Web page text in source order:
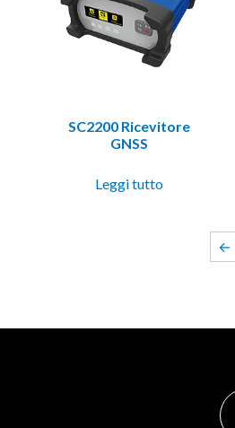
SC2200 Ricevitore
GNSS
Leggi tutto
←